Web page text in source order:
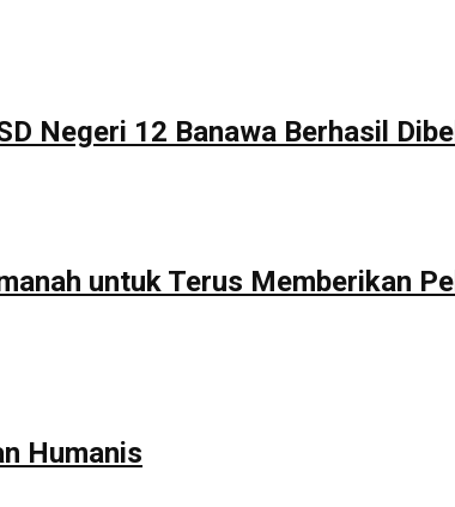
Negeri 12 Banawa Berhasil
untuk Terus Memberikan
Humanis